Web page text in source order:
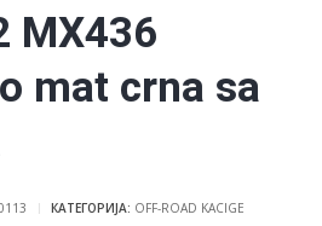
MX436
mat crna sa
КАТЕГОРИЈА: OFF-ROAD KACIGE